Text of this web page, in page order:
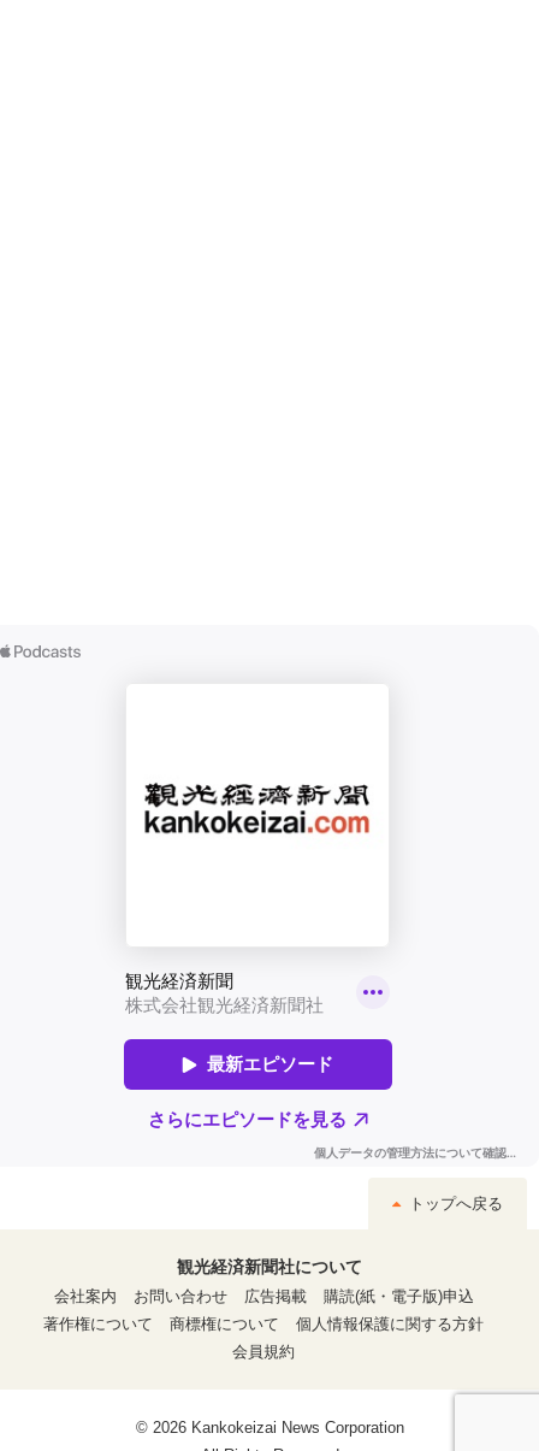
トップへ戻る
観光経済新聞社について
会社案内
お問い合わせ 広告掲載
購読(紙・電子版)申込
著作権について
商標権について
個人情報保護に関する方針
会員規約
© 2026 Kankokeizai News Corporation